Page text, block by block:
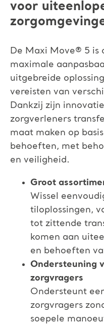
voor
De Maxi Move® 5 is
maximale
uitgebreide
vereisten van
Dankzij zijn
zorgverleners
maat maken op
behoeften, met
en veiligheid.
Groot
Wissel
tiloplossingen,
tot zittende
komen aan
en behoeften
Ondersteuning
zorgvragers
Ondersteunt
zorgvragers
soepele